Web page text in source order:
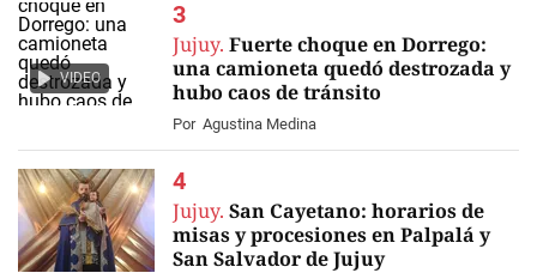
VIDEO
Jujuy. Fuerte choque en Dorrego:
una camioneta quedó destrozada y
hubo caos de tránsito
Por Agustina Medina
Jujuy. San Cayetano: horarios de
misas y procesiones en Palpalá y
San Salvador de Jujuy